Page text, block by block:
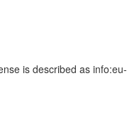
is described as info:eu-